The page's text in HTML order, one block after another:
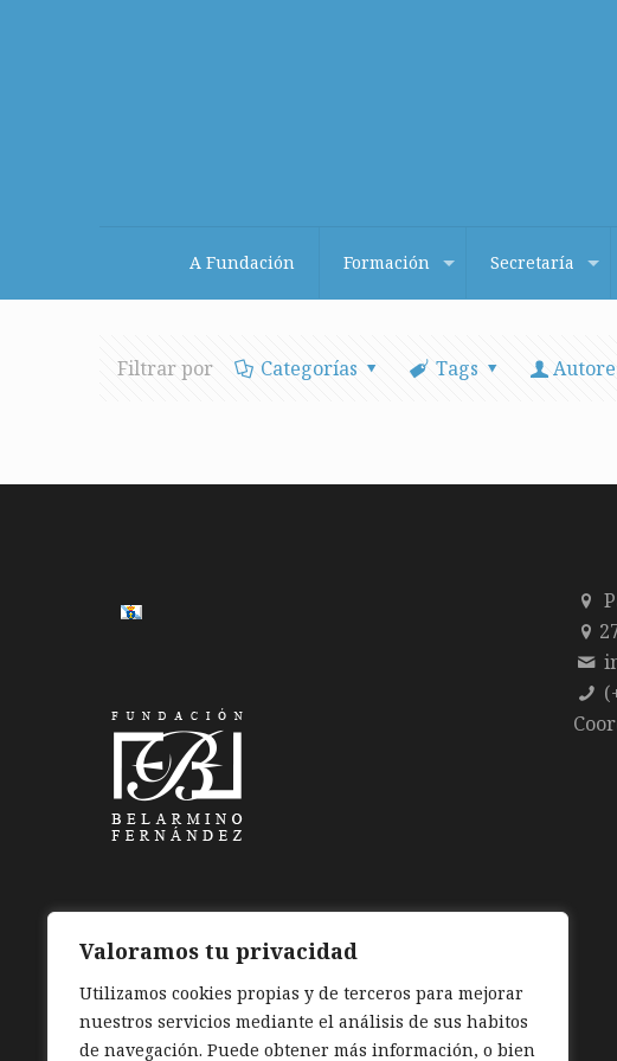
Valoramos tu privacidad
Utilizamos cookies propias y de terceros para mejorar
nuestros servicios mediante el análisis de sus habitos
de navegación. Puede obtener más información, o bien
A Fundación Formación Secretaría
Filtrar por Categorías Tags